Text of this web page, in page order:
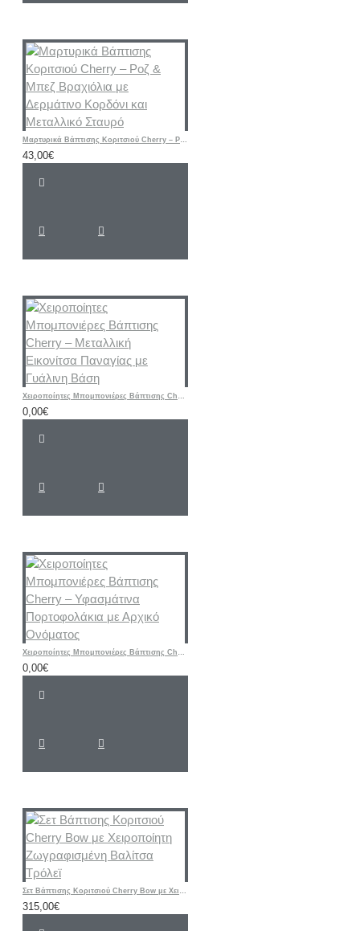
Μαρτυρικά Βάπτισης Κοριτσιού Cherry – Ροζ & Μπεζ Βραχιόλια με Δερμάτινο Κορδόνι και Μεταλλικό Σταυρό
43,00€
Χειροποίητες Μπομπονιέρες Βάπτισης Cherry – Μεταλλική Εικονίτσα Παναγίας με Γυάλινη Βάση
0,00€
Χειροποίητες Μπομπονιέρες Βάπτισης Cherry – Υφασμάτινα Πορτοφολάκια με Αρχικό Ονόματος
0,00€
Σετ Βάπτισης Κοριτσιού Cherry Bow με Χειροποίητη Ζωγραφισμένη Βαλίτσα Τρόλεϊ
315,00€